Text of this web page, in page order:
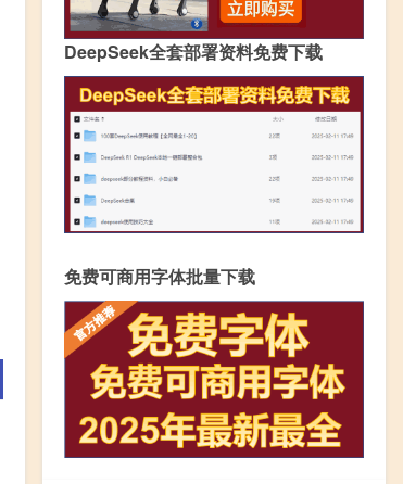
DeepSeek全套部署资料免费下载
免费可商用字体批量下载